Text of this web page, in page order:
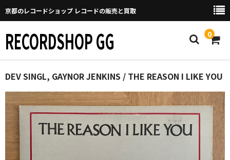
京都のレコードショップ レコードの販売と買取
RECORDSHOP GG 0
Home
マイページ
GGについて
DEV SINGL, GAYNOR JENKINS / THE REASON I LIKE YOU